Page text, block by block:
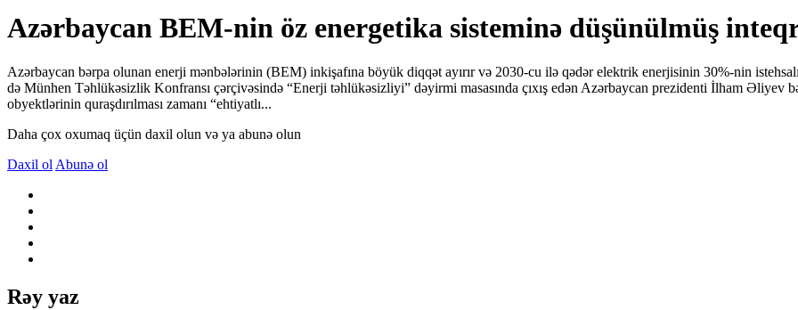
Azərbaycan BEM-nin öz energetika sisteminə düşünülmüş
Azərbaycan bərpa olunan enerji mənbələrinin (BEM) inkişafına böyük diqqət ayırır və 2030-cu ilə qədər elektrik enerjisinin 30%-nin
də Münhen Təhlükəsizlik Konfransı çərçivəsində “Enerji təhlükəsizliyi” dəyirmi masasında çıxış edən Azərbaycan prezidenti İlham Əliyev
obyektlərinin quraşdırılması zamanı “ehtiyatlı...
Daha çox oxumaq üçün daxil olun və ya abunə olun
Daxil ol Abunə ol
Rəy yaz